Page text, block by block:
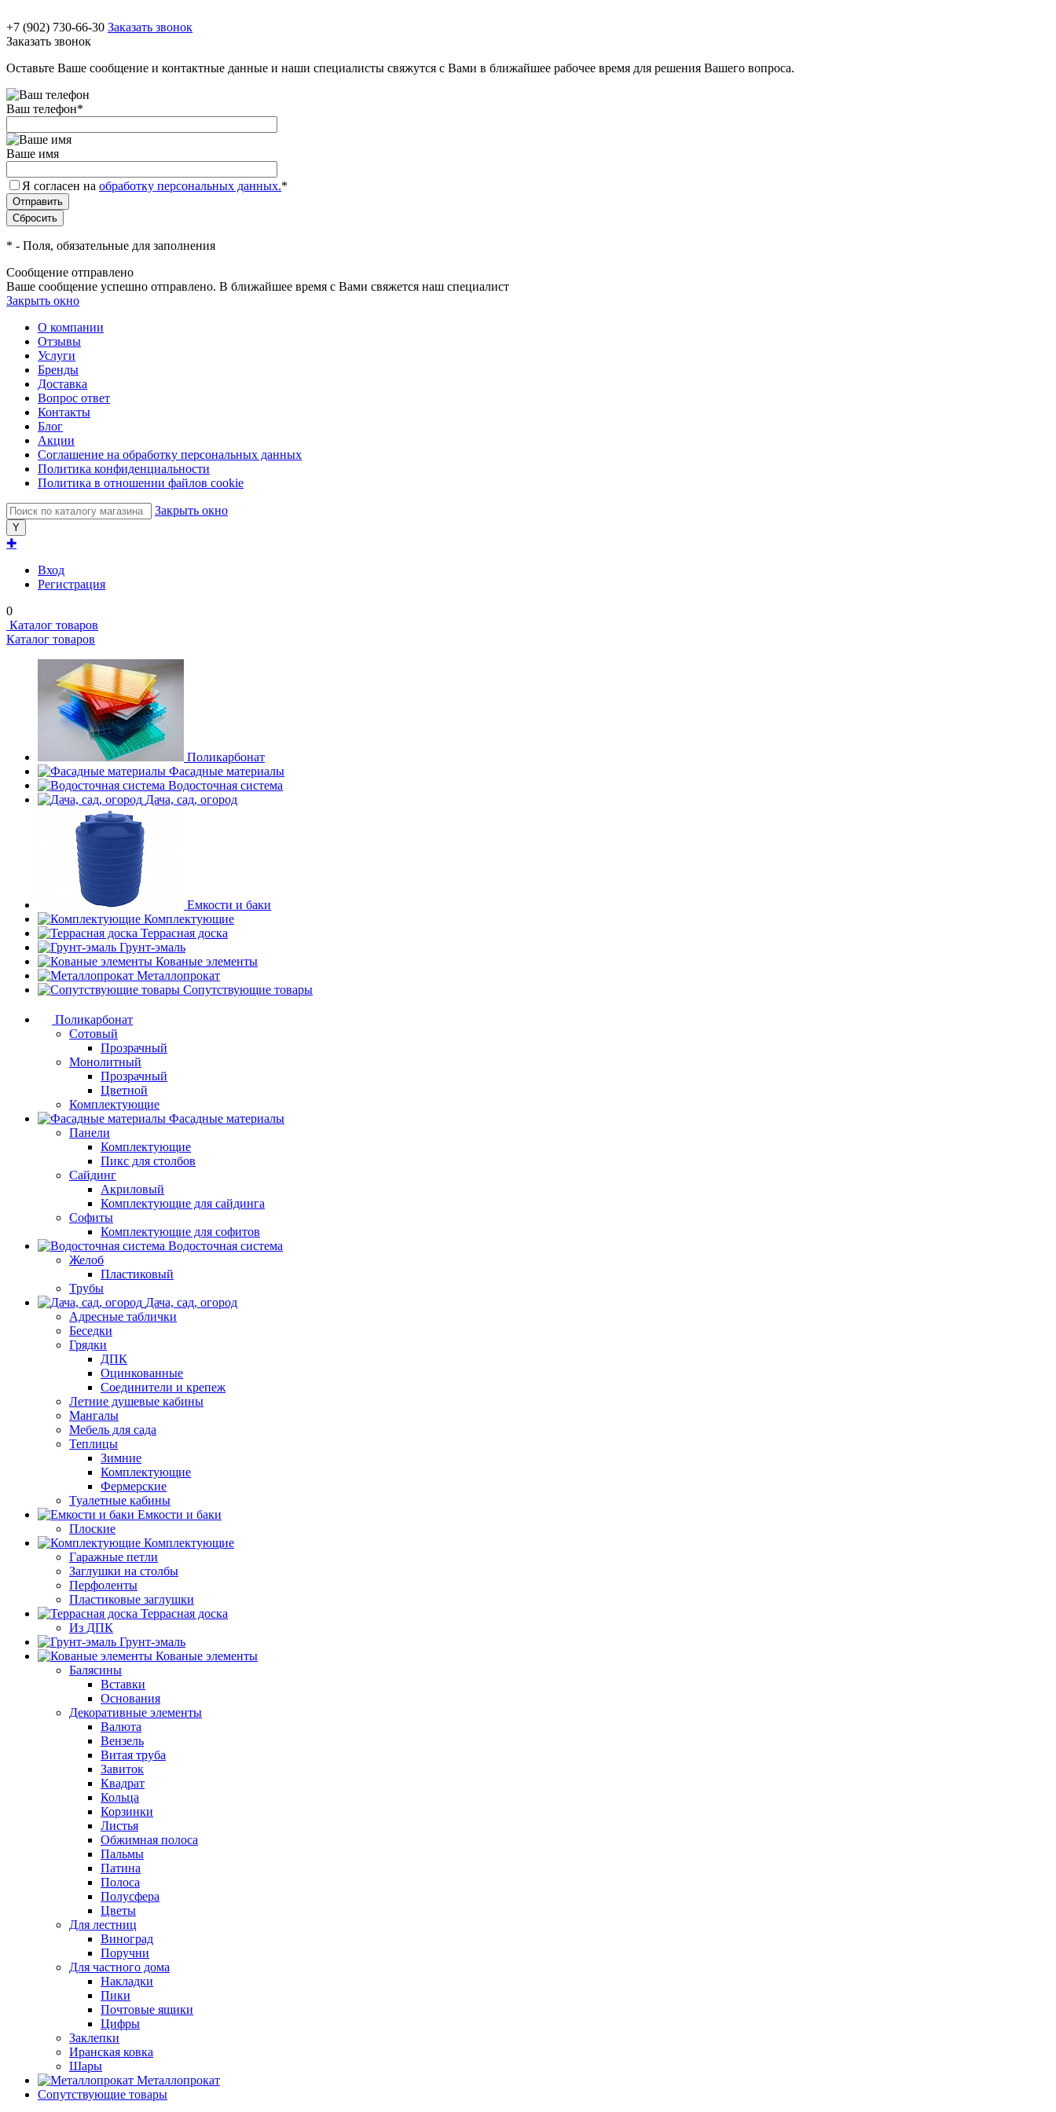
+7 (902) 730-66-30 Заказать звонок
Заказать звонок
Оставьте Ваше сообщение и контактные данные и наши специалисты свяжутся с Вами в ближайшее рабочее время для решения Вашего вопроса.
Ваш телефон*
Ваше имя
Я согласен на обработку персональных данных.*
* - Поля, обязательные для заполнения
Сообщение отправлено
Ваше сообщение успешно отправлено. В ближайшее время с Вами свяжется наш специалист
Закрыть окно
О компании
Отзывы
Услуги
Бренды
Доставка
Вопрос ответ
Контакты
Блог
Акции
Соглашение на обработку персональных данных
Политика конфиденциальности
Политика в отношении файлов cookie
Закрыть окно
✚
Вход
Регистрация
0
Каталог товаров
Каталог товаров
Поликарбонат
Фасадные материалы
Водосточная система
Дача, сад, огород
Емкости и баки
Комплектующие
Террасная доска
Грунт-эмаль
Кованые элементы
Металлопрокат
Сопутствующие товары
Поликарбонат
Сотовый
Прозрачный
Монолитный
Прозрачный
Цветной
Комплектующие
Фасадные материалы
Панели
Комплектующие
Пикс для столбов
Сайдинг
Акриловый
Комплектующие для сайдинга
Софиты
Комплектующие для софитов
Водосточная система
Желоб
Пластиковый
Трубы
Дача, сад, огород
Адресные таблички
Беседки
Грядки
ДПК
Оцинкованные
Соединители и крепеж
Летние душевые кабины
Мангалы
Мебель для сада
Теплицы
Зимние
Комплектующие
Фермерские
Туалетные кабины
Емкости и баки
Плоские
Комплектующие
Гаражные петли
Заглушки на столбы
Перфоленты
Пластиковые заглушки
Террасная доска
Из ДПК
Грунт-эмаль
Кованые элементы
Балясины
Вставки
Основания
Декоративные элементы
Валюта
Вензель
Витая труба
Завиток
Квадрат
Кольца
Корзинки
Листья
Обжимная полоса
Пальмы
Патина
Полоса
Полусфера
Цветы
Для лестниц
Виноград
Поручни
Для частного дома
Накладки
Пики
Почтовые ящики
Цифры
Заклепки
Иранская ковка
Шары
Металлопрокат
Сопутствующие товары